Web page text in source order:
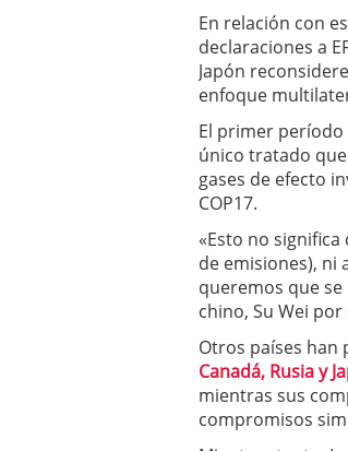
En relación con
declaraciones a
Japón
enfoque
El primer
único tratado
gases de efecto
COP17.
«Esto no
de emisiones), ni
queremos que
chino, Su Wei
Otros países han
Canadá, Rusia y
mientras sus
compromisos